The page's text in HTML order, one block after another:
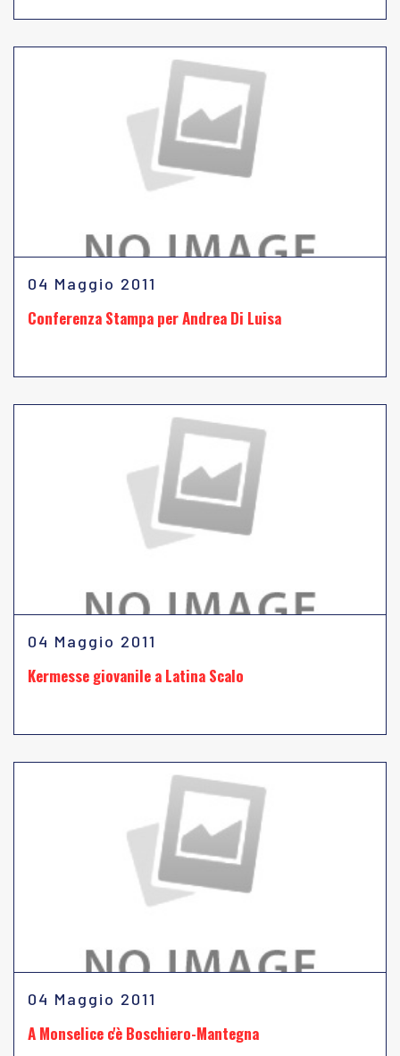
04 Maggio 2011
Conferenza Stampa per Andrea Di Luisa
04 Maggio 2011
Kermesse giovanile a Latina Scalo
04 Maggio 2011
A Monselice c'è Boschiero-Mantegna